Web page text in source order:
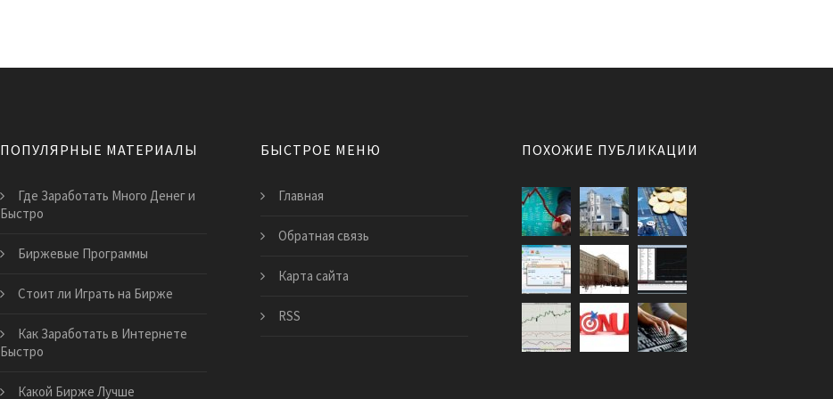
ПОПУЛЯРНЫЕ МАТЕРИАЛЫ
Где Заработать Много Денег и
Быстро
Биржевые Программы
Стоит ли Играть на Бирже
Как Заработать в Интернете
Быстро
Какой Бирже Лучше
БЫСТРОЕ МЕНЮ
Главная
Обратная связь
Карта сайта
RSS
ПОХОЖИЕ ПУБЛИКАЦИИ